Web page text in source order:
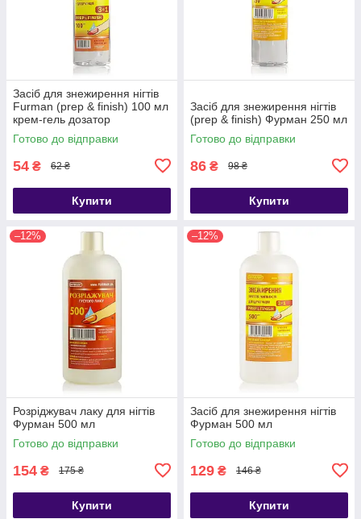
Засіб для знежирення нігтів
Furman (prep & finish) 100 мл
крем-гель дозатор
Готово до відправки
54 ₴ 62 ₴
Купити
Засіб для знежирення нігтів
(prep & finish) Фурман 250 мл
Готово до відправки
86 ₴ 98 ₴
Купити
–12%
Розріджувач лаку для нігтів
Фурман 500 мл
Готово до відправки
154 ₴ 175 ₴
Купити
–12%
Засіб для знежирення нігтів
Фурман 500 мл
Готово до відправки
129 ₴ 146 ₴
Купити